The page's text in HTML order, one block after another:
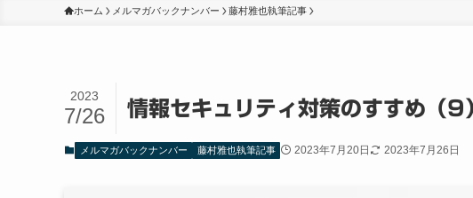
ホーム メルマガバックナンバー 藤村雅也執筆記事
情報セキュリティ対策のすすめ
2023
7/26
メルマガバックナンバー 藤村雅也執筆記事 2023年7月20日 2023年7月26日